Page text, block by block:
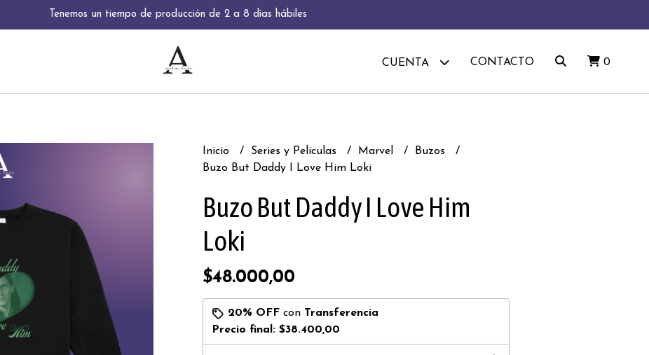
Tenemos un tiempo de producción de 2 a 8 días hábiles
CUENTA CONTACTO 0
Inicio Series y Peliculas Marvel
Buzos
Buzo But Daddy I Love Him Loki
Buzo But Daddy I Love Him
Loki
$48.000,00
20% OFF con Transferencia
Precio final: $38.400,00